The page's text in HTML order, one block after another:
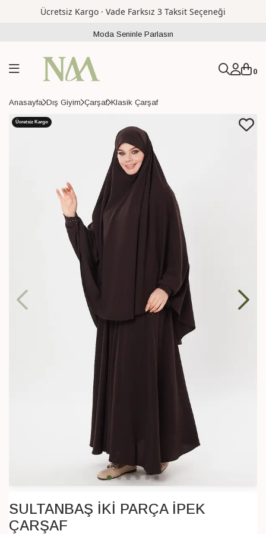
Ücretsiz Kargo · Vade Farksız 3 Taksit Seçeneği
Moda Seninle Parlasın
0
Anasayfa Dış Giyim Çarşaf Klasik Çarşaf
Ücretsiz Kargo
SULTANBAŞ İKİ PARÇA İPEK
ÇARŞAF